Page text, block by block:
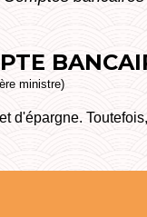
ministre)
d'épargne.